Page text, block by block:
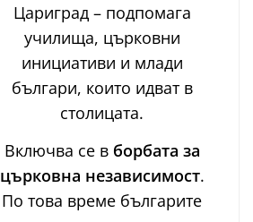
Цариград – подпомага
училища, църковни
инициативи и млади
българи, които идват в
столицата.
Включва се в борбата за
църковна независимост.
По това време българите